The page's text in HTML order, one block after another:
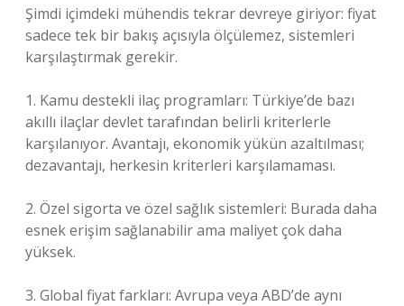
Şimdi içimdeki mühendis tekrar devreye giriyor: fiyat
sadece tek bir bakış açısıyla ölçülemez, sistemleri
karşılaştırmak gerekir.
1. Kamu destekli ilaç programları: Türkiye’de bazı
akıllı ilaçlar devlet tarafından belirli kriterlerle
karşılanıyor. Avantajı, ekonomik yükün azaltılması;
dezavantajı, herkesin kriterleri karşılamaması.
2. Özel sigorta ve özel sağlık sistemleri: Burada daha
esnek erişim sağlanabilir ama maliyet çok daha
yüksek.
3. Global fiyat farkları: Avrupa veya ABD’de aynı